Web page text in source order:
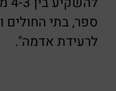
ספר, בתי החולים
לרעידת אדמה".